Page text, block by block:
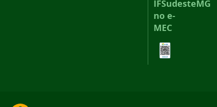
IFSudesteMG
no e-
MEC